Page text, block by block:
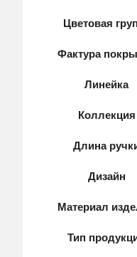
Цветовая
Фактура
Линейка
Коллекция
Длина
Дизайн
Материал
Тип